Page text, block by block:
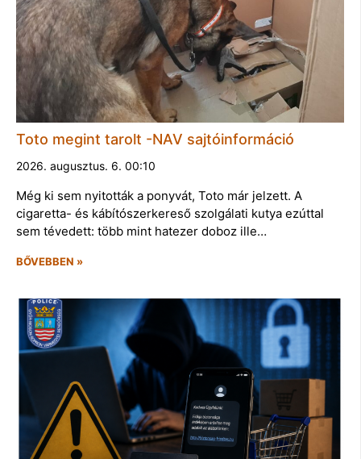
Toto megint tarolt -NAV sajtóinformáció
2026. augusztus. 6. 00:10
Még ki sem nyitották a ponyvát, Toto már jelzett. A
cigaretta- és kábítószerkereső szolgálati kutya ezúttal
sem tévedett: több mint hatezer doboz ille…
BŐVEBBEN »